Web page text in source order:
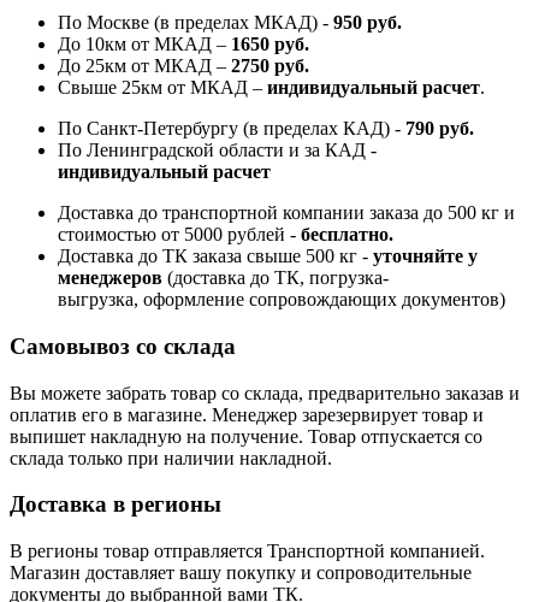
По Москве (в пределах МКАД) - 950 руб.
До 10км от МКАД – 1650 руб.
До 25км от МКАД – 2750 руб.
Свыше 25км от МКАД – индивидуальный расчет.
По Санкт-Петербургу (в пределах КАД) - 790 руб.
По Ленинградской области и за КАД -
индивидуальный расчет
Доставка до транспортной компании заказа до 500 кг и
стоимостью от 5000 рублей - бесплатно.
Доставка до ТК заказа свыше 500 кг - уточняйте у
менеджеров (доставка до ТК, погрузка-
выгрузка, оформление сопровождающих документов)
Самовывоз со склада
Вы можете забрать товар со склада, предварительно заказав и
оплатив его в магазине. Менеджер зарезервирует товар и
выпишет накладную на получение. Товар отпускается со
склада только при наличии накладной.
Доставка в регионы
В регионы товар отправляется Транспортной компанией.
Магазин доставляет вашу покупку и сопроводительные
документы до выбранной вами ТК.